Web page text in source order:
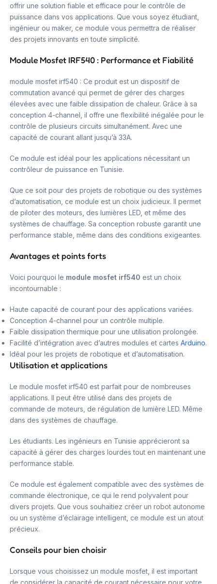
offrir une solution fiable et efficace pour le contrôle de
puissance dans vos applications. Que vous soyez étudiant,
ingénieur ou maker, ce module vous permettra de réaliser
des projets innovants en toute simplicité.
Module Mosfet IRF540 : Performance et Fiabilité
module mosfet irf540 : Ce produit est un dispositif de
commutation avancé qui permet de gérer des charges
élevées avec une faible dissipation de chaleur. Grâce à sa
conception 4-channel, il offre une flexibilité inégalée pour le
contrôle de plusieurs circuits simultanément. Avec une
capacité de courant allant jusqu’à 33A.
Ce module est idéal pour les applications nécessitant un
contrôleur de puissance en Tunisie.
Que ce soit pour des projets de robotique ou des systèmes
d’automatisation, ce module est un choix judicieux. Il permet
de piloter des moteurs, des lumières LED, et même des
systèmes de chauffage. Sa conception robuste garantit une
performance stable, même dans des conditions exigeantes.
Avantages et points forts
Voici pourquoi le module mosfet irf540 est un choix
incontournable :
Haute capacité de courant pour des applications variées.
Conception 4-channel pour un contrôle multiple.
Faible dissipation thermique pour une utilisation prolongée.
Facilité d’intégration avec d’autres modules et cartes Arduino.
Idéal pour les projets de robotique et d’automatisation.
Utilisation et applications
Le module mosfet irf540 est parfait pour de nombreuses
applications. Il peut être utilisé dans des projets de
commande de moteurs, de régulation de lumière LED. Même
dans des systèmes de chauffage.
Les étudiants. Les ingénieurs en Tunisie apprécieront sa
capacité à gérer des charges lourdes tout en maintenant une
performance stable.
Ce module est également compatible avec des systèmes de
commande électronique, ce qui le rend polyvalent pour
divers projets. Que vous souhaitiez créer un robot autonome
ou un système d’éclairage intelligent, ce module est un atout
précieux.
Conseils pour bien choisir
Lorsque vous choisissez un module mosfet, il est important
de considérer la capacité de courant nécessaire pour votre